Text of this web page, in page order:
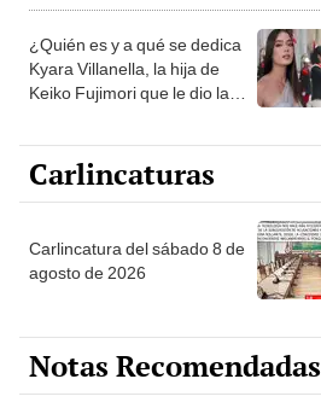
¿Quién es y a qué se dedica
Kyara Villanella, la hija de
Keiko Fujimori que le dio la
Carlincaturas
Carlincatura del sábado 8 de
agosto de 2026
Notas Recomendadas